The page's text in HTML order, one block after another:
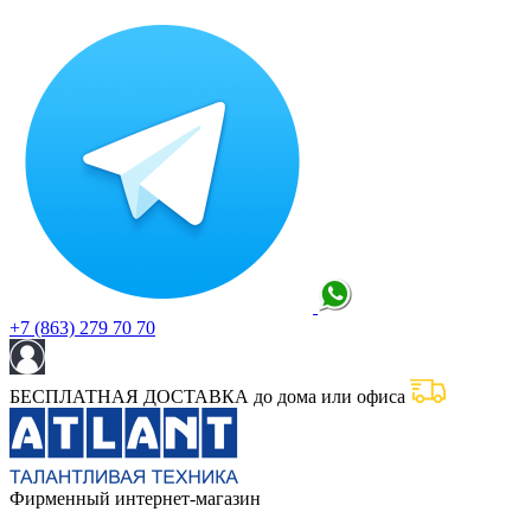
+7 (863) 279 70 70
БЕСПЛАТНАЯ ДОСТАВКА до дома или офиса
Фирменный интернет-магазин